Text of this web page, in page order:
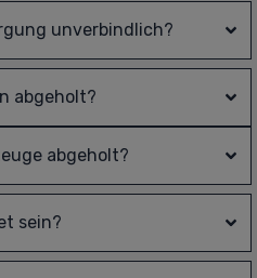
unverbindlich?
abgeholt?
abgeholt?
sein?